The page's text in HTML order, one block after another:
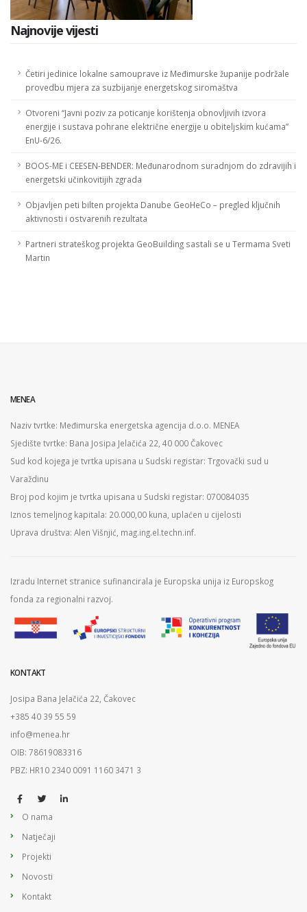
Najnovije vijesti
Četiri jedinice lokalne samouprave iz Međimurske županije podržale
provedbu mjera za suzbijanje energetskog siromaštva
Otvoreni “Javni poziv za poticanje korištenja obnovljivih izvora
energije i sustava pohrane električne energije u obiteljskim kućama”
EnU-6/26.
BOOS-ME i CEESEN-BENDER: Međunarodnom suradnjom do zdravijih i
energetski učinkovitijih zgrada
Objavljen peti bilten projekta Danube GeoHeCo – pregled ključnih
aktivnosti i ostvarenih rezultata
Partneri strateškog projekta GeoBuilding sastali se u Termama Sveti
Martin
MENEA
Naziv tvrtke: Međimurska energetska agencija d.o.o. MENEA
Sjedište tvrtke: Bana Josipa Jelačića 22, 40 000 Čakovec
Sud kod kojega je tvrtka upisana u Sudski registar: Trgovački sud u
Varaždinu
Broj pod kojim je tvrtka upisana u Sudski registar: 070084035
Iznos temeljnog kapitala: 20.000,00 kuna, uplaćen u cijelosti
Uprava društva: Alen Višnjić, mag.ing.el.techn.inf.
Izradu Internet stranice sufinancirala je Europska unija iz Europskog
fonda za regionalni razvoj.
KONTAKT
Josipa Bana Jelačića 22, Čakovec
+385 40 39 55 59
info@menea.hr
OIB: 78619083316
PBZ: HR10 2340 0091 1160 3471 3
O nama
Natječaji
Projekti
Novosti
Kontakt